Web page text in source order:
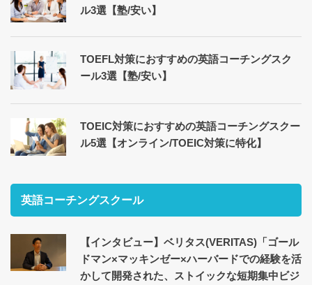
ル3選【塾/安い】
TOEFL対策におすすめの英語コーチングスク
ール3選【塾/安い】
TOEIC対策におすすめの英語コーチングスクー
ル5選【オンライン/TOEIC対策に特化】
英語コーチングスクール
【インタビュー】ベリタス(VERITAS)「ゴール
ドマン×マッキンゼー×ハーバードでの経験を活
かして開発された、ストイックな短期集中ビジ